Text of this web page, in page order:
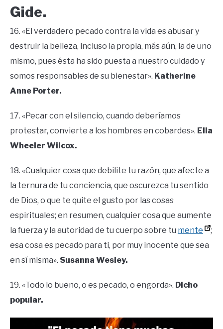
Gide.
16. «El verdadero pecado contra la vida es abusar y
destruir la belleza, incluso la propia, más aún, la de uno
mismo, pues ésta ha sido puesta a nuestro cuidado y
somos responsables de su bienestar». Katherine
Anne Porter.
17. «Pecar con el silencio, cuando deberíamos
protestar, convierte a los hombres en cobardes». Ella
Wheeler Wilcox.
18. «Cualquier cosa que debilite tu razón, que afecte a
la ternura de tu conciencia, que oscurezca tu sentido
de Dios, o que te quite el gusto por las cosas
espirituales; en resumen, cualquier cosa que aumente
la fuerza y la autoridad de tu cuerpo sobre tu mente
;
esa cosa es pecado para ti, por muy inocente que sea
en sí misma». Susanna Wesley.
19. «Todo lo bueno, o es pecado, o engorda». Dicho
popular.